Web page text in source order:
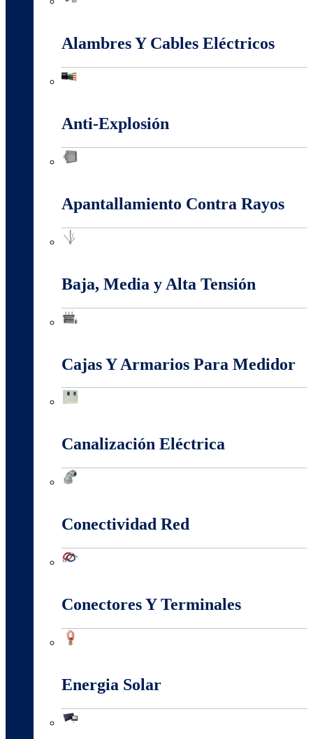
Alambres Y Cables Eléctricos
Anti-Explosión
Apantallamiento Contra Rayos
Baja, Media y Alta Tensión
Cajas Y Armarios Para Medidor
Canalización Eléctrica
Conectividad Red
Conectores Y Terminales
Energia Solar